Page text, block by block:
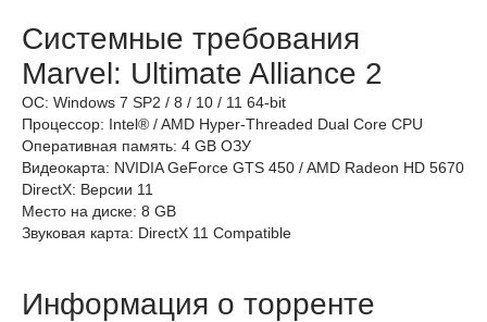
Системные требования
Marvel: Ultimate Alliance 2
ОС: Windows 7 SP2 / 8 / 10 / 11 64-bit
Процессор: Intel® / AMD Hyper-Threaded Dual Core CPU
Оперативная память: 4 GB ОЗУ
Видеокарта: NVIDIA GeForce GTS 450 / AMD Radeon HD 5670
DirectX: Версии 11
Место на диске: 8 GB
Звуковая карта: DirectX 11 Compatible
Информация о торренте